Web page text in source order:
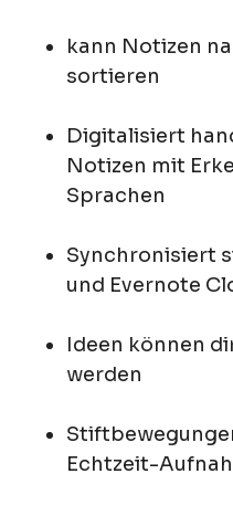
kann Notizen
sortieren
Digitalisiert
Notizen mit
Sprachen
Synchronisiert
und Evernote
Ideen können
werden
Echtzeit-